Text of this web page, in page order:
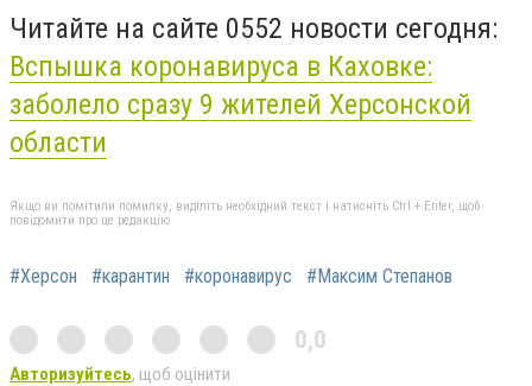
Читайте на сайте 0552 новости сегодня:
Вспышка коронавируса в Каховке:
заболело сразу 9 жителей Херсонской
области
Якщо ви помітили помилку, виділіть необхідний текст і натисніть Ctrl + Enter, щоб
повідомити про це редакцію
#Херсон #карантин #коронавирус #Максим Степанов
0,0
Авторизуйтесь, щоб оцінити